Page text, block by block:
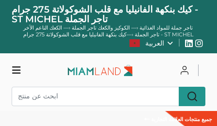
كيك بنكهة الفانيليا مع قلب الشوكولاتة 275 جرام -
ST MICHEL تاجر الجملة
تاجر جملة للمواد الغذائية —› الكوكيز والكعك تاجر الجملة—› الكعك الناعم الآخر
تاجر الجملة—› كيك بنكهة الفانيليا مع قلب الشوكولاتة 275 جرام - ST MICHEL
العربية
جميع منتجات العلامة التجارية
متجر يتصل يسجل